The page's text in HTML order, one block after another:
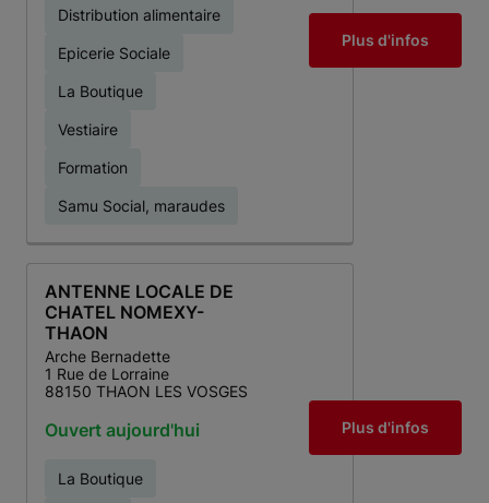
Distribution alimentaire
Epicerie Sociale
La Boutique
Vestiaire
Formation
Samu Social, maraudes
Plus d'infos
ANTENNE LOCALE DE
CHATEL NOMEXY-
THAON
Arche Bernadette
1 Rue de Lorraine
88150 THAON LES VOSGES
Ouvert aujourd'hui
La Boutique
Plus d'infos